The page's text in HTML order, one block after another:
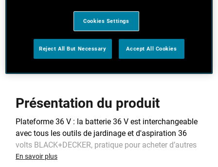
batterie soit déchargée
La batterie 36 V est interchangeable avec
l’ensemble des outils pour un vrai gain économique
Présentation du produit
Plateforme 36 V : la batterie 36 V est interchangeable
avec tous les outils de jardinage et d'aspiration 36
volts BLACK+DECKER, pratique pour acheter d’autres
outils à moindre coût.
En savoir plus
Cookies Settings
Reject All But Necessary Accept All Cookies